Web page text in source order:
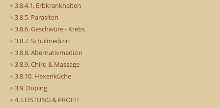
3.8.4.1. Erbkrankheiten
3.8.5. Parasiten
3.8.6. Geschwüre - Krebs
3.8.7. Schulmedizin
3.8.8. Alternativmedizin
3.8.9. Chiro & Massage
3.8.10. Hexenküche
3.9. Doping
4. LEISTUNG & PROFIT